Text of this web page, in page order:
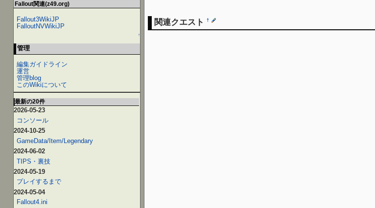
関連クエスト†
Fallout関連(z49.org)
Fallout3WikiJP
FalloutNVWikiJP
↑
管理
編集ガイドライン
運営
管理blog
このWikiについて
最新の20件
2026-05-23
コンソール
2024-10-25
GameData/Item/Legendary
2024-06-02
TIPS・裏技
2024-05-19
プレイするまで
2024-05-04
Fallout4.ini